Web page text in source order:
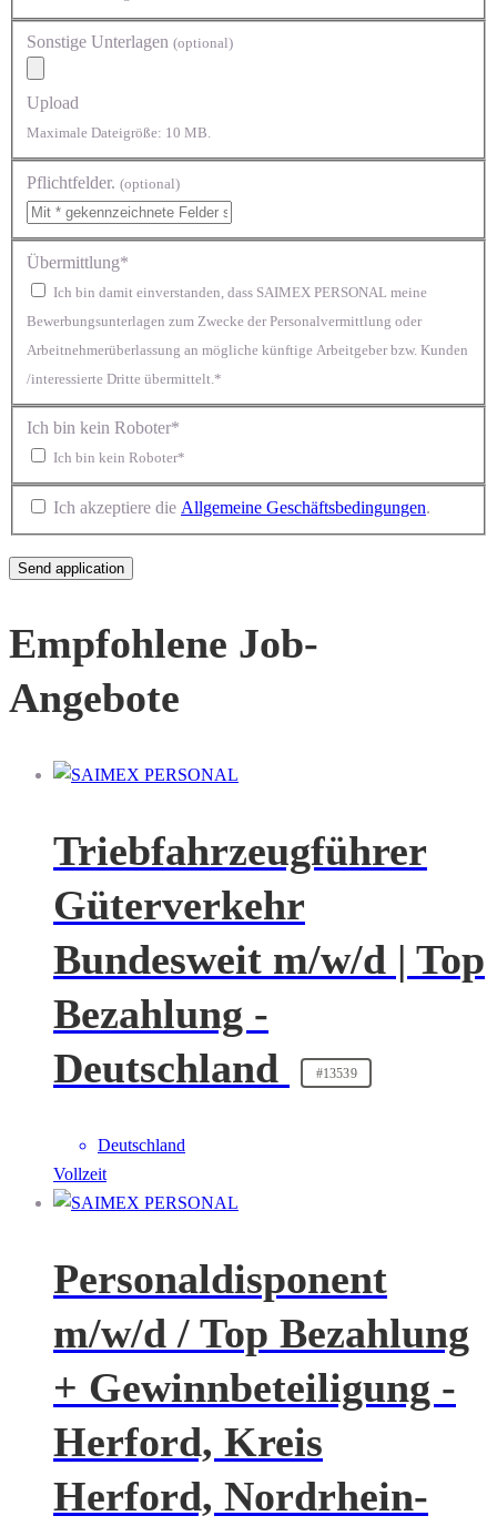
Sonstige Unterlagen (optional)
Upload
Maximale Dateigröße: 10 MB.
Pflichtfelder. (optional)
Übermittlung*
Ich bin damit einverstanden, dass SAIMEX PERSONAL meine
Bewerbungsunterlagen zum Zwecke der Personalvermittlung oder
Arbeitnehmerüberlassung an mögliche künftige Arbeitgeber bzw. Kunden
/interessierte Dritte übermittelt.*
Ich bin kein Roboter*
Ich bin kein Roboter*
Ich akzeptiere die Allgemeine Geschäftsbedingungen.
Empfohlene Job-
Angebote
Triebfahrzeugführer
Güterverkehr
Bundesweit m/w/d | Top
Bezahlung -
Deutschland
#13539
Deutschland
Vollzeit
Personaldisponent
m/w/d / Top Bezahlung
+ Gewinnbeteiligung -
Herford, Kreis
Herford, Nordrhein-